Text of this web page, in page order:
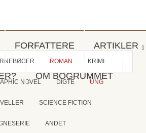
FORFATTERE ARTIKLER
OM BOGRUMMET
ROMAN KRIMI
NOVEL DIGTE UNG
SCIENCE FICTION
ANDET